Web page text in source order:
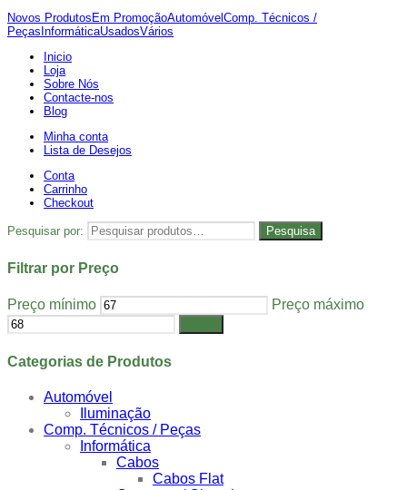
Novos Produtos Em PromoçãoAutomóvel Comp. Técnicos /
Peças InformáticaUsadosVários
Inicio
Loja
Sobre Nós
Contacte-nos
Blog
Minha conta
Lista de Desejos
Conta
Carrinho
Checkout
Pesquisar por: Pesquisa
Filtrar por Preço
Preço mínimo Preço máximo
Categorias de Produtos
Automóvel
Iluminação
Comp. Técnicos / Peças
Informática
Cabos
Cabos Flat